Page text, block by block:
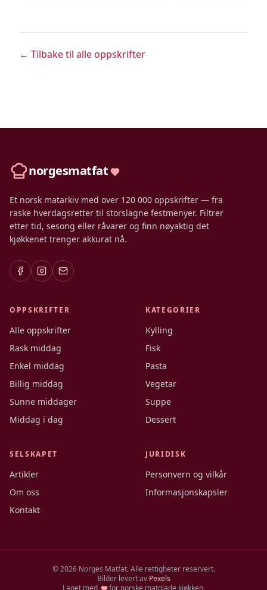
← Tilbake til alle oppskrifter
norgesmatfat
Et norsk matarkiv med over 120 000 oppskrifter — fra
raske hverdagsretter til storslagne festmenyer. Filtrer
etter tid, sesong eller råvarer og finn nøyaktig det
kjøkkenet trenger akkurat nå.
OPPSKRIFTER
Alle oppskrifter
Rask middag
Enkel middag
Billig middag
Sunne middager
Middag i dag
KATEGORIER
Kylling
Fisk
Pasta
Vegetar
Suppe
Dessert
SELSKAPET
Artikler
Om oss
Kontakt
JURIDISK
Personvern og vilkår
Informasjonskapsler
©2026Norges Matfat. Alle rettigheter reservert.
Bilder levert av Pexels
Laget med
for norske matglade kjøkken.